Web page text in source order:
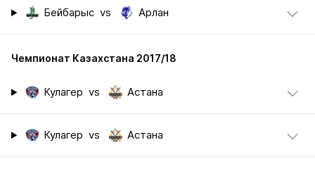
Бейбарыс vs Арлан
Чемпионат Казахстана 2017/18
Кулагер vs Астана
Кулагер vs Астана